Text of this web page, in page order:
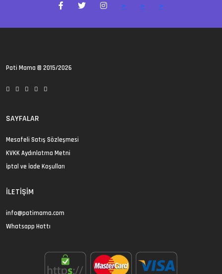
> > >
Pati Mama © 2015/2026
SAYFALAR
Mesafeli Satış Sözleşmesi
KVKK Aydınlatma Metni
İptal ve İade Koşulları
İLETIŞIM
info@patimama.com
Whatsapp Hattı